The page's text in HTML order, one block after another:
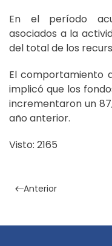
En el período
asociados a la
del total de los
El comportamiento
implicó que los
incrementaron un
año anterior.
Visto: 2165
Anterior